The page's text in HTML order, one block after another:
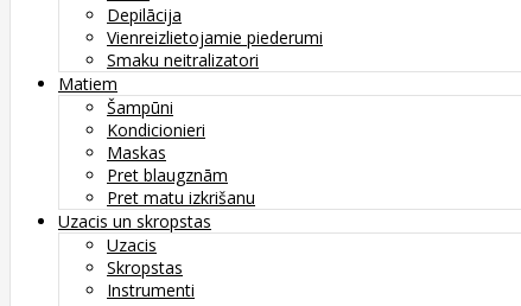
Depilācija
Vienreizlietojamie piederumi
Smaku neitralizatori
Matiem
Šampūni
Kondicionieri
Maskas
Pret blaugznām
Pret matu izkrišanu
Uzacis un skropstas
Uzacis
Skropstas
Instrumenti